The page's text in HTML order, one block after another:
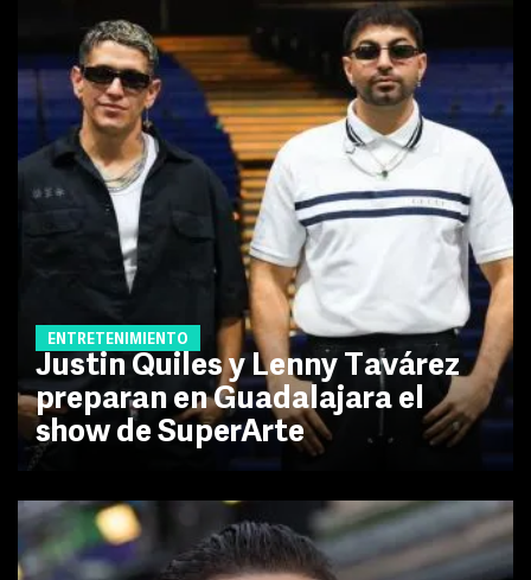
ENTRETENIMIENTO
Justin Quiles y Lenny Tavárez
preparan en Guadalajara el
show de SuperArte